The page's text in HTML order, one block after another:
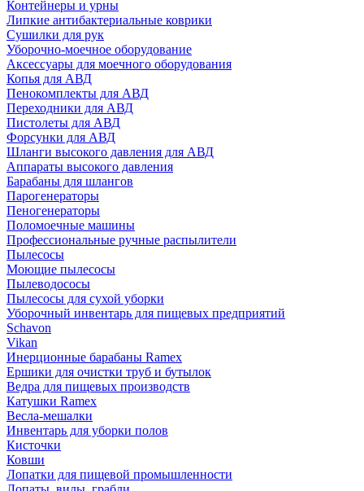
Контейнеры и урны
Липкие антибактериальные коврики
Сушилки для рук
Уборочно-моечное оборудование
Аксессуары для моечного оборудования
Копья для АВД
Пенокомплекты для АВД
Переходники для АВД
Пистолеты для АВД
Форсунки для АВД
Шланги высокого давления для АВД
Аппараты высокого давления
Барабаны для шлангов
Парогенераторы
Пеногенераторы
Поломоечные машины
Профессиональные ручные распылители
Пылесосы
Моющие пылесосы
Пылеводососы
Пылесосы для сухой уборки
Уборочный инвентарь для пищевых предприятий
Schavon
Vikan
Инерционные барабаны Ramex
Ершики для очистки труб и бутылок
Ведра для пищевых производств
Катушки Ramex
Весла-мешалки
Инвентарь для уборки полов
Кисточки
Ковши
Лопатки для пищевой промышленности